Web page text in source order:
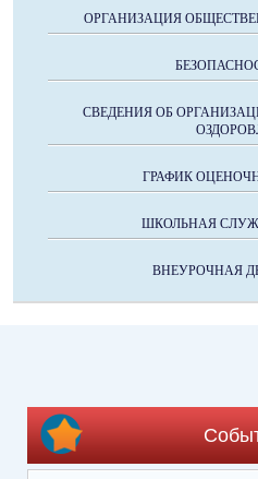
ОРГАНИЗАЦИЯ
СВЕДЕНИЯ ОБ
ГРАФИК
ШКОЛЬНАЯ
ВНЕУРОЧНАЯ